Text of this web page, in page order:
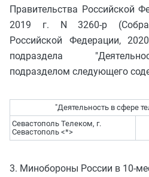
Правительства Российской
2019 г. N 3260-р
Российской Федерации,
подраздела
подразделом следующего
"Деятельность в сфере
Севастополь Телеком, г.
Севастополь <*>
3. Минобороны России в 10-